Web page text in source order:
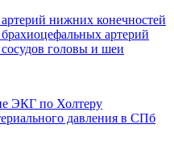
нижних конечностей
артерий
головы и шеи
ЭКГ по Холтеру
давления в СПб